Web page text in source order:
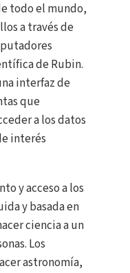
todo el mundo,
a través de
de Rubin.
interfaz de
que
a los datos
interés
y acceso a los
y basada en
ciencia a un
Los
astronomía,